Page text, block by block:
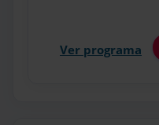
Ver programa